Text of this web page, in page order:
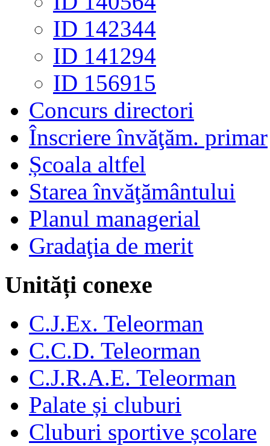
ID 142344
ID 141294
ID 156915
Concurs directori
Înscriere învăţăm. primar
Școala altfel
Starea învăţământului
Planul managerial
Gradaţia de merit
Unități conexe
C.J.Ex. Teleorman
C.C.D. Teleorman
C.J.R.A.E. Teleorman
Palate și cluburi
Cluburi sportive școlare